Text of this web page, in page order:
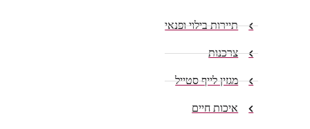
תיירות בילוי ופנאי
צרכנות
מגזין לייף סטייל
איכות חיים